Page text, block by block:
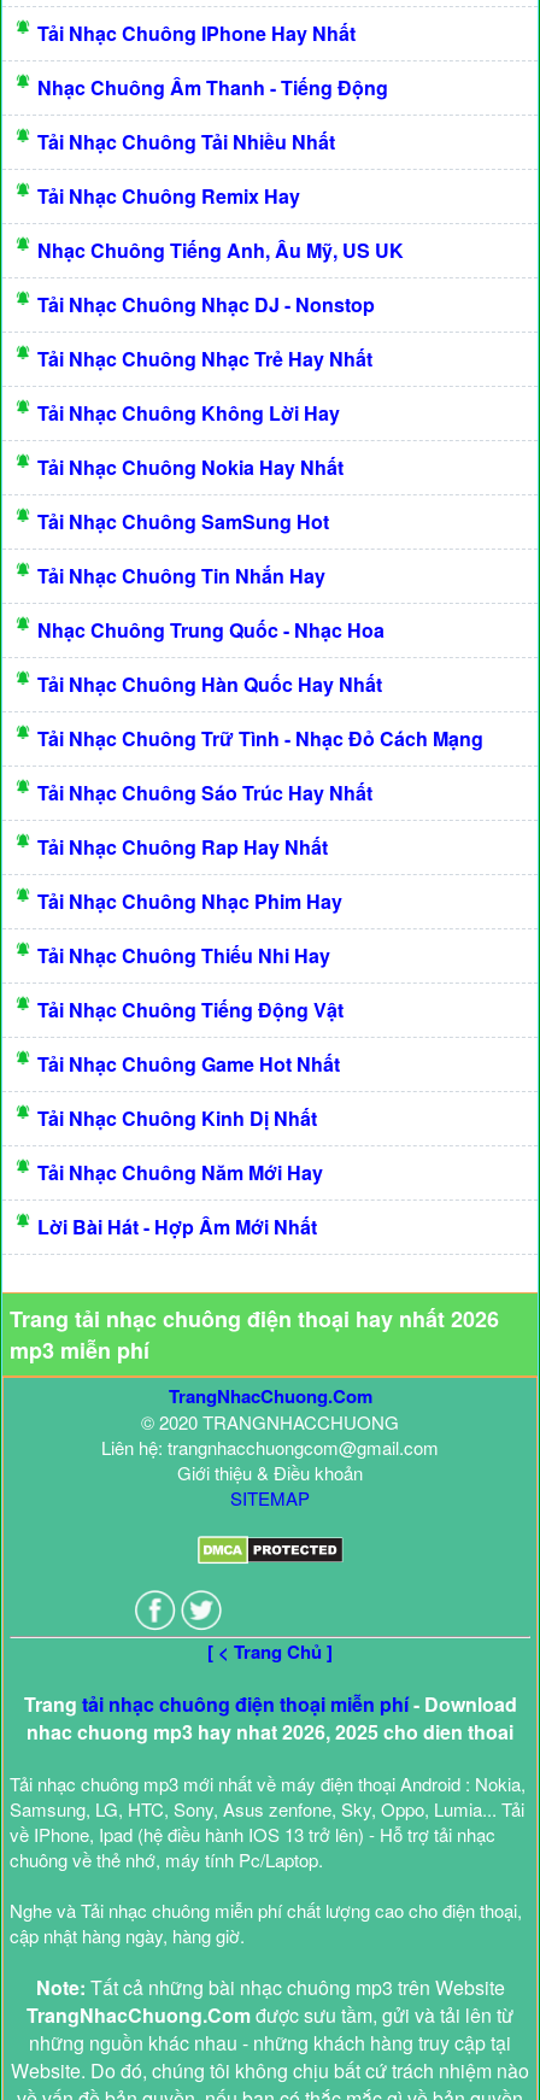
Tải Nhạc Chuông IPhone Hay Nhất
Nhạc Chuông Âm Thanh - Tiếng Động
Tải Nhạc Chuông Tải Nhiều Nhất
Tải Nhạc Chuông Remix Hay
Nhạc Chuông Tiếng Anh, Âu Mỹ, US UK
Tải Nhạc Chuông Nhạc DJ - Nonstop
Tải Nhạc Chuông Nhạc Trẻ Hay Nhất
Tải Nhạc Chuông Không Lời Hay
Tải Nhạc Chuông Nokia Hay Nhất
Tải Nhạc Chuông SamSung Hot
Tải Nhạc Chuông Tin Nhắn Hay
Nhạc Chuông Trung Quốc - Nhạc Hoa
Tải Nhạc Chuông Hàn Quốc Hay Nhất
Tải Nhạc Chuông Trữ Tình - Nhạc Đỏ Cách Mạng
Tải Nhạc Chuông Sáo Trúc Hay Nhất
Tải Nhạc Chuông Rap Hay Nhất
Tải Nhạc Chuông Nhạc Phim Hay
Tải Nhạc Chuông Thiếu Nhi Hay
Tải Nhạc Chuông Tiếng Động Vật
Tải Nhạc Chuông Game Hot Nhất
Tải Nhạc Chuông Kinh Dị Nhất
Tải Nhạc Chuông Năm Mới Hay
Lời Bài Hát - Hợp Âm Mới Nhất
Trang tải nhạc chuông điện thoại hay nhất 2026
mp3 miễn phí
TrangNhacChuong.Com
© 2020 TRANGNHACCHUONG
Liên hệ: trangnhacchuongcom@gmail.com
Giới thiệu & Điều khoản
SITEMAP
[ < Trang Chủ ]
Trang tải nhạc chuông điện thoại miễn phí- Download
nhac chuong mp3 hay nhat 2026, 2025 cho dien thoai
Tải nhạc chuông mp3 mới nhất về máy điện thoại Android : Nokia,
Samsung, LG, HTC, Sony, Asus zenfone, Sky, Oppo, Lumia... Tải
về IPhone, Ipad (hệ điều hành IOS 13 trở lên) - Hỗ trợ tải nhạc
chuông về thẻ nhớ, máy tính Pc/Laptop.
Nghe và Tải nhạc chuông miễn phí chất lượng cao cho điện thoại,
cập nhật hàng ngày, hàng giờ.
Note: Tất cả những bài nhạc chuông mp3 trên Website
TrangNhacChuong.Comđược sưu tầm, gửi và tải lên từ
những nguồn khác nhau - những khách hàng truy cập tại
Website. Do đó, chúng tôi không chịu bất cứ trách nhiệm nào